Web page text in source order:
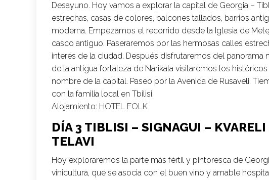
Desayuno. Hoy vamos a explorar la capital de Georgia –
estrechas, casas de colores, balcones tallados, barrios
moderna. Empezamos el recorrido desde la Iglesia de
casco antiguo. Paseraremos por las hermosas calles
interés de la ciudad. Después disfrutaremos del panorama
de la antigua fortaleza de Narikala visitaremos los
nombre de la capital. Paseo por la Avenida de Rusaveli.
con la familia local en Tbilisi.
Alojamiento: HOTEL FOLK
DÍA 3 TIBLISI – SIGNAGUI –
TELAVI
Hoy exploraremos la parte más fértil y pintoresca de
vinicultura, que se asocia con el buen vino y amable